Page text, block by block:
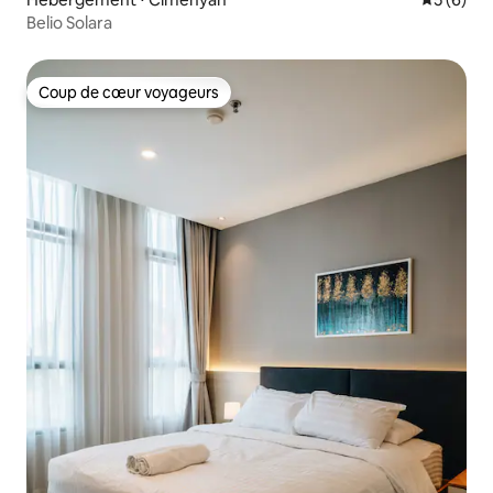
Belio Solara
Coup de cœur voyageurs
Coup de cœur voyageurs